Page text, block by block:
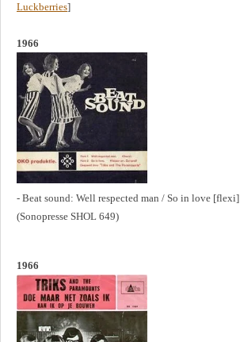
Luckberries]
1966
- Beat sound: Well respected man / So in love [flexi]
(Sonopresse SHOL 649)
1966